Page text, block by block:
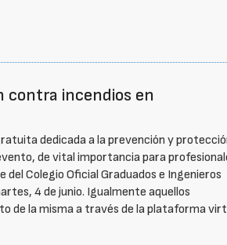
contra incendios en
dedicada a la prevención y
de vital importancia para
Colegio Oficial Graduados e Ingenieros
4 de junio. Igualmente aquellos
de la misma a través de la plataforma